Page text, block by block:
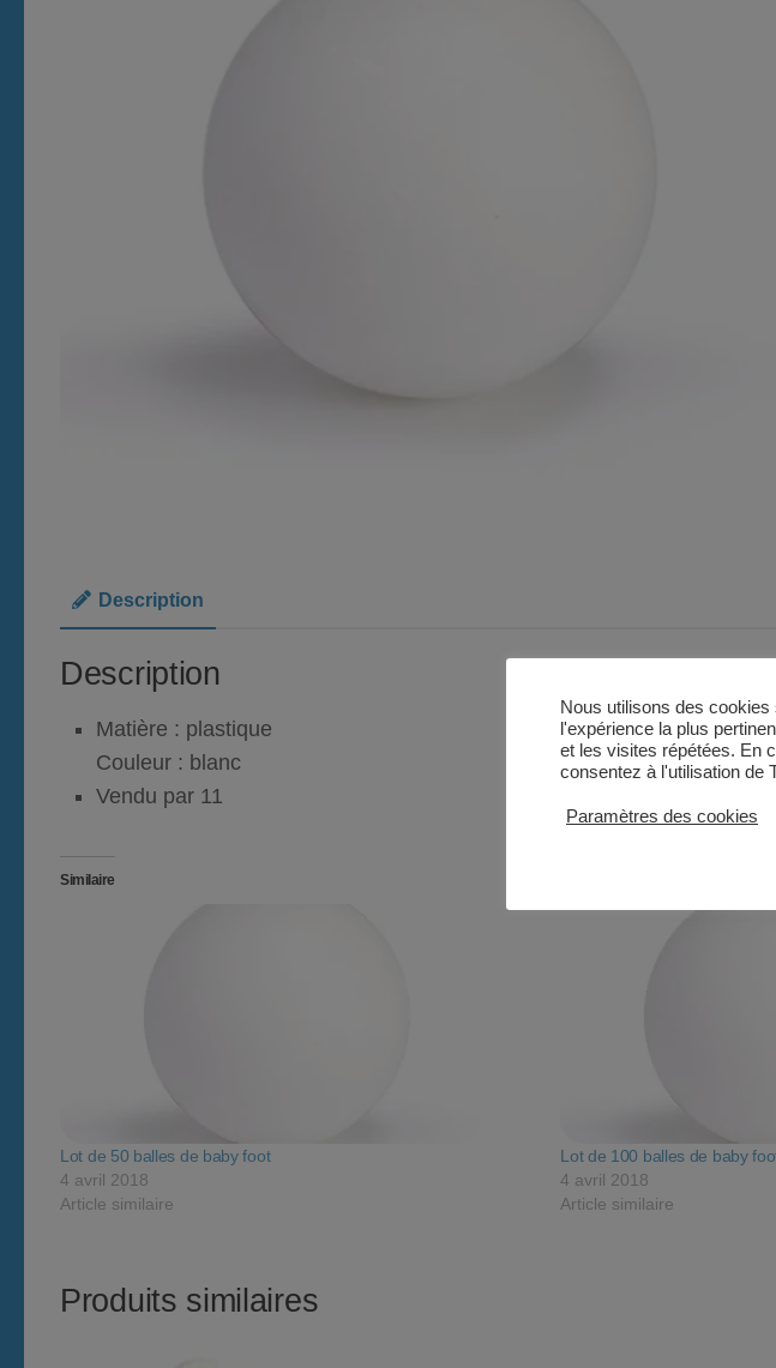
Description
Description
Matière : plastique
Couleur : blanc
Vendu par 11
Similaire
Lot de 50 balles de baby foot
4 avril 2018
Article similaire
Lot de 100 balles de baby
4 avril 2018
Article similaire
Produits similaires
Nous utilisons des
l'expérience la plus
et les visites répétées. En
consentez à l'utilisation de
Paramètres des cookies